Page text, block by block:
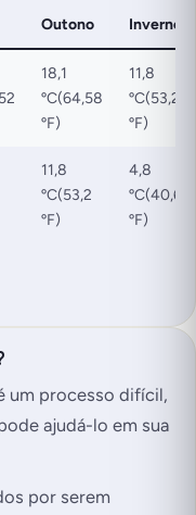
Outono Inverno
18,1
ºC(64,58
ºF)
11,8
ºC(53,24
ºF)
11,8
ºC(53,2
ºF)
4,8
ºC(40,6
ºF)
um processo difícil,
ajudá-lo em sua
por serem